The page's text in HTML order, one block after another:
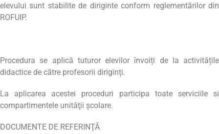
elevului sunt stabilite de diriginte conform reglementărilor din
ROFUIP.
Procedura se aplică tuturor elevilor învoiți de la activitățile
didactice de către profesorii diriginți.
La aplicarea acestei proceduri participa toate serviciile si
compartimentele unităţii şcolare.
DOCUMENTE DE REFERINŢĂ